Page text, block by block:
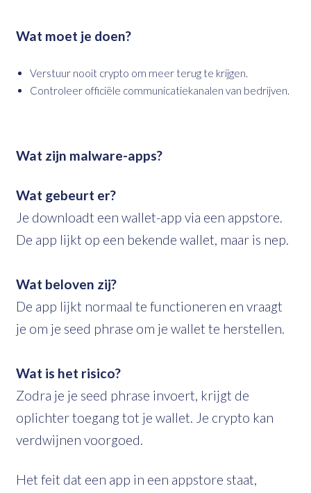
Wat moet je doen?
Verstuur nooit crypto om meer terug te krijgen.
Controleer officiële communicatiekanalen van bedrijven.
Wat zijn malware-apps?
Wat gebeurt er?
Je downloadt een wallet-app via een appstore.
De app lijkt op een bekende wallet, maar is nep.
Wat beloven zij?
De app lijkt normaal te functioneren en vraagt
je om je seed phrase om je wallet te herstellen.
Wat is het risico?
Zodra je je seed phrase invoert, krijgt de
oplichter toegang tot je wallet. Je crypto kan
verdwijnen voorgoed.
Het feit dat een app in een appstore staat,